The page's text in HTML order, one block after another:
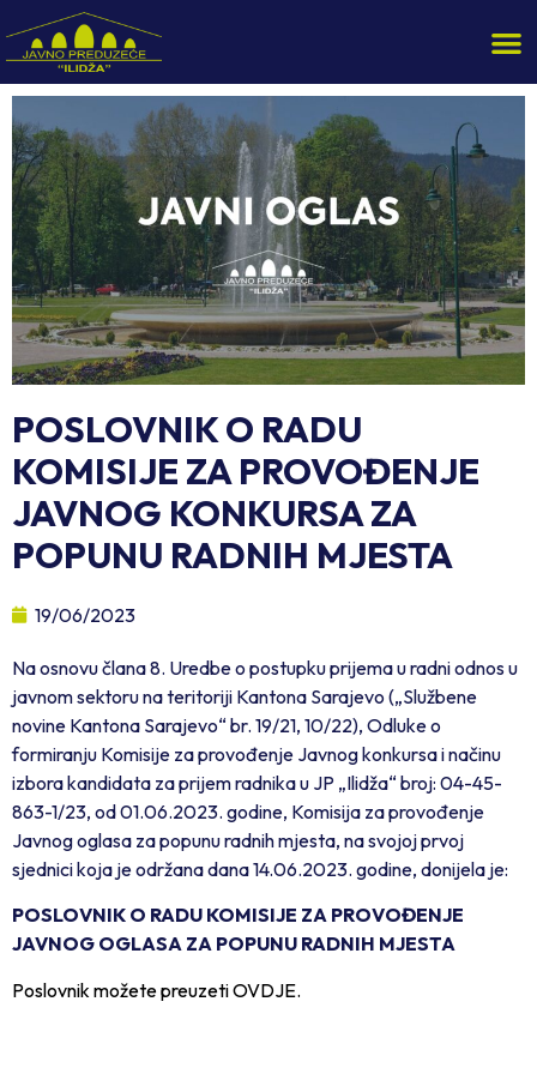
POSLOVNIK O RADU
KOMISIJE ZA PROVOĐENJE
JAVNOG KONKURSA ZA
POPUNU RADNIH MJESTA
19/06/2023
Na osnovu člana 8. Uredbe o postupku prijema u radni odnos u
javnom sektoru na teritoriji Kantona Sarajevo („Službene
novine Kantona Sarajevo“ br. 19/21, 10/22), Odluke o
formiranju Komisije za provođenje Javnog konkursa i načinu
izbora kandidata za prijem radnika u JP „Ilidža“ broj: 04-45-
863-1/23, od 01.06.2023. godine, Komisija za provođenje
Javnog oglasa za popunu radnih mjesta, na svojoj prvoj
sjednici koja je održana dana 14.06.2023. godine, donijela je:
POSLOVNIK O RADU KOMISIJE ZA PROVOĐENJE
JAVNOG OGLASA ZA POPUNU RADNIH MJESTA
Poslovnik možete preuzeti OVDJE.